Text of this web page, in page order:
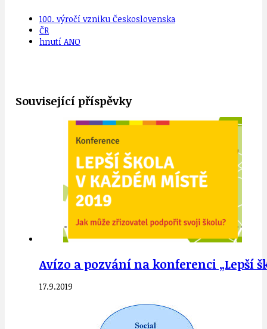
100. výročí vzniku Československa
ČR
hnutí ANO
Související příspěvky
Avízo a pozvání na konferenci „Lepší
17.9.2019